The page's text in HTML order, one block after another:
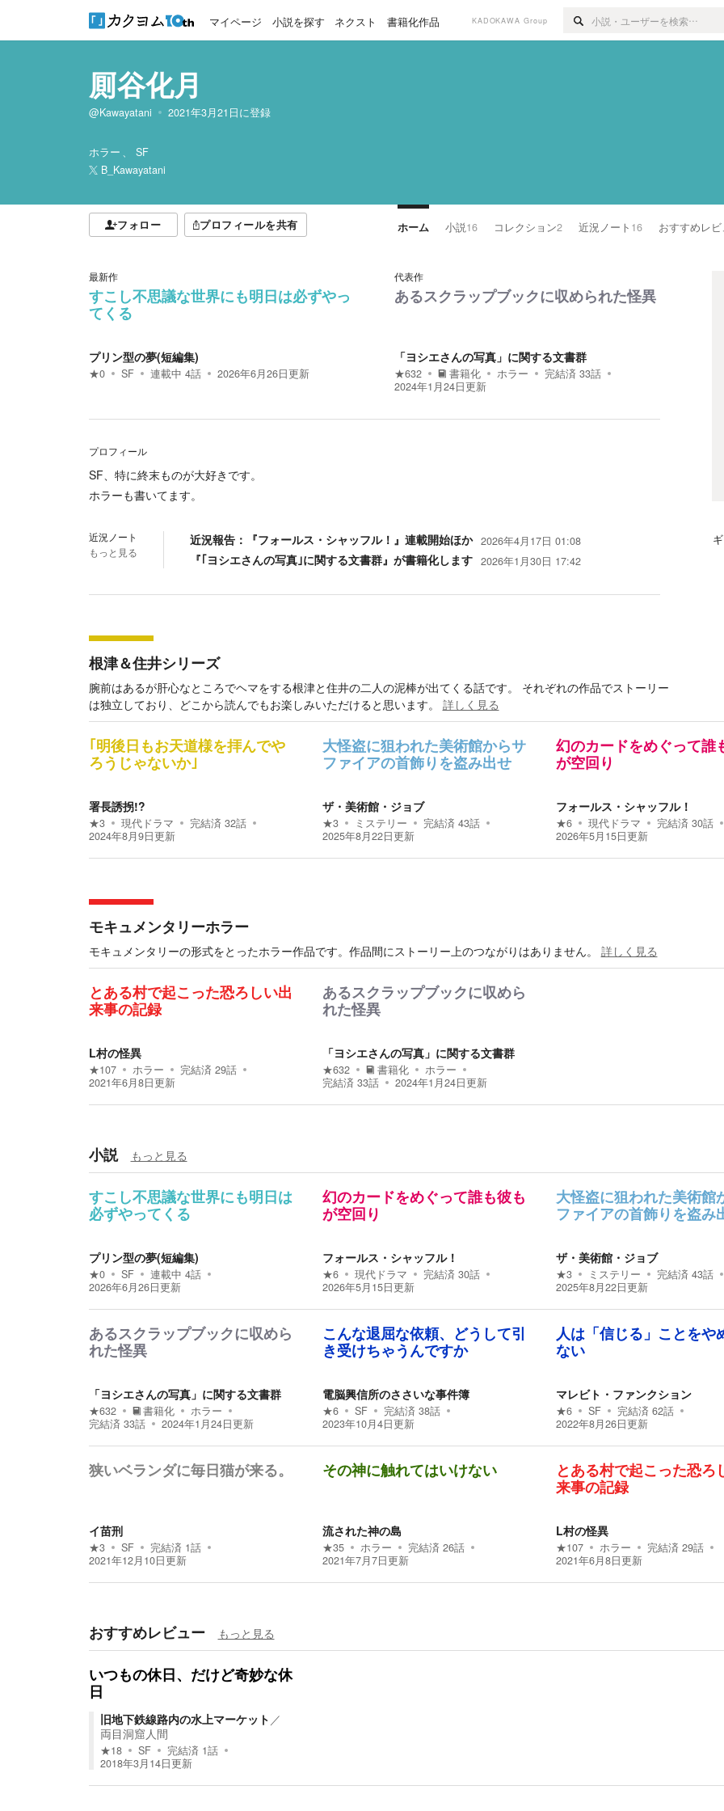
マイページ 小説を探す ネクスト 書籍化作品 KADOKAWA Group
厠谷化月
@Kawayatani 2021年3月21日に登録
ホラー
SF
B_Kawayatani
フォロー プロフィールを共有 ホーム 小説16 コレクション2 近況ノート 16 おすすめレ
最新作
すこし不思議な世界にも明日は必ずやっ
てくる
プリン型の夢(短編集)
★0 SF 連載中 4話 2026年6月26日更新
代表作
あるスクラップブックに収められた怪異
「ヨシエさんの写真」に関する文書群
★632 書籍化 ホラー 完結済 33話
2024年1月24日更新
プロフィール
SF、特に終末ものが大好きです。
ホラーも書いてます。
近況ノート
もっと見る
近況報告：『フォールス・シャッフル！』連載開始ほか 2026年4月17日 01:08
『｢ヨシエさんの写真｣に関する文書群』が書籍化します 2026年1月30日 17:42
根津＆住井シリーズ
腕前はあるが肝心なところでヘマをする根津と住井の二人の泥棒が出てくる話です。 それぞれの作品でストーリー
は独立しており、どこから読んでもお楽しみいただけると思います。
詳しく見る
｢明後日もお天道様を拝んでや
ろうじゃないか｣
署長誘拐!?
★3 現代ドラマ 完結済 32話
2024年8月9日更新
大怪盗に狙われた美術館からサ
ファイアの首飾りを盗み出せ
ザ・美術館・ジョブ
★3 ミステリー 完結済 43話
2025年8月22日更新
幻のカードをめぐって誰
が空回り
フォールス・シャッフル！
★6 現代ドラマ 完結済 30話
2026年5月15日更新
モキュメンタリーホラー
モキュメンタリーの形式をとったホラー作品です。作品間にストーリー上のつながりはありません。 詳しく見る
とある村で起こった恐ろしい出
来事の記録
L村の怪異
★107 ホラー 完結済 29話
2021年6月8日更新
あるスクラップブックに収めら
れた怪異
「ヨシエさんの写真」に関する文書群
★632 書籍化
ホラー
完結済 33話 2024年1月24日更新
小説 もっと見る
すこし不思議な世界にも明日は
必ずやってくる
プリン型の夢(短編集)
★0 SF 連載中 4話
2026年6月26日更新
幻のカードをめぐって誰も彼も
が空回り
フォールス・シャッフル！
★6 現代ドラマ 完結済 30話
2026年5月15日更新
大怪盗に狙われた美術館
ファイアの首飾りを盗み
ザ・美術館・ジョブ
★3 ミステリー 完結済 43話
2025年8月22日更新
あるスクラップブックに収めら
れた怪異
「ヨシエさんの写真」に関する文書群
★632 書籍化
ホラー
完結済 33話 2024年1月24日更新
こんな退屈な依頼、どうして引
き受けちゃうんですか
電脳興信所のささいな事件簿
★6 SF 完結済 38話
2023年10月4日更新
人は「信じる」ことをや
ない
マレビト・ファンクション
★6 SF 完結済 62話
2022年8月26日更新
狭いベランダに毎日猫が来る。
イ苗刑
★3 SF 完結済 1話
2021年12月10日更新
その神に触れてはいけない
流された神の島
★35 ホラー 完結済 26話
2021年7月7日更新
とある村で起こった恐ろ
来事の記録
L村の怪異
★107 ホラー 完結済 29話
2021年6月8日更新
おすすめレビュー もっと見る
いつもの休日、だけど奇妙な休
日
旧地下鉄線路内の水上マーケット ／
両目洞窟人間
★18 SF 完結済 1話
2018年3月14日更新